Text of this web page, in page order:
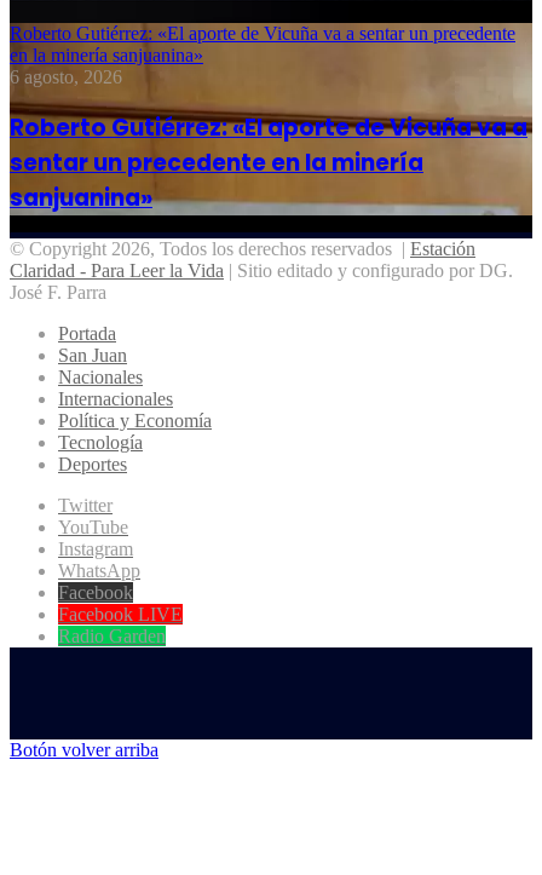
Roberto Gutiérrez: «El aporte de Vicuña va a sentar un precedente
en la minería sanjuanina»
6 agosto, 2026
Roberto Gutiérrez: «El aporte de Vicuña va a
sentar un precedente en la minería
sanjuanina»
© Copyright 2026, Todos los derechos reservados | Estación
Claridad - Para Leer la Vida | Sitio editado y configurado por DG.
José F. Parra
Portada
San Juan
Nacionales
Internacionales
Política y Economía
Tecnología
Deportes
Twitter
YouTube
Instagram
WhatsApp
Facebook
Facebook LIVE
Radio Garden
Botón volver arriba